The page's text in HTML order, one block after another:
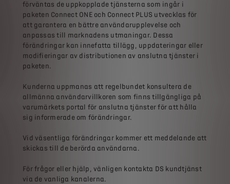
förväntas de uppkopplade tjänsterna som ingår i
paketen Connect ONE och Connect PLUS utvecklas för
att garantera en bättre användarupplevelse och
anpassas till marknadens utmaningar. Dessa
förändringar kan innefatta tillägg, uppdateringar eller
modifieringar av distributionen av anslutna tjänster i
paketen.
Kunderna uppmanas att regelbundet konsultera de
allmänna användarvillkoren som finns tillgängliga på
varumärkets portal för anslutna tjänster för att hålla
sig informerade om förändringar.
Vid väsentliga förändringar kommer ett meddelande att
skickas till de berörda användarna.
För frågor eller hjälp, vänligen kontakta DS kundtjänst
via de vanliga kanalerna.